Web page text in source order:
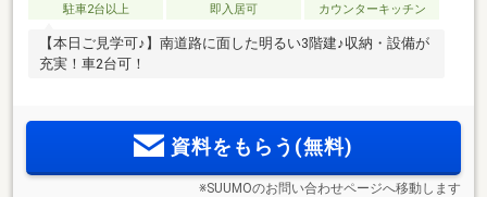
駐車2台以上
即入居可 カウンターキッチン
【本日ご見学可♪】南道路に面した明るい3階建♪収納・設備が
充実！車2台可！
資料をもらう(無料)
※SUUMOのお問い合わせページへ移動します